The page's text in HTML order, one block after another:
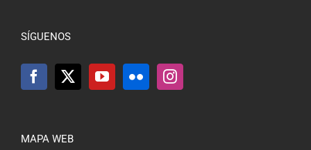
SÍGUENOS
MAPA WEB